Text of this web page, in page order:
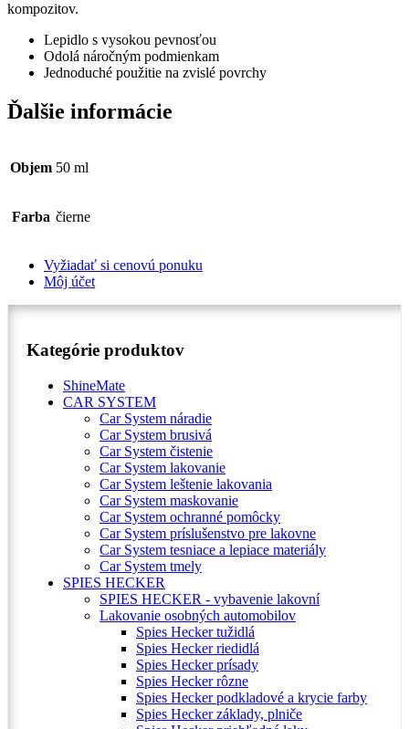
kompozitov.
Lepidlo s vysokou pevnosťou
Odolá náročným podmienkam
Jednoduché použitie na zvislé povrchy
Ďalšie informácie
Objem 50 ml
Farba čierne
Vyžiadať si cenovú ponuku
Môj účet
Kategórie produktov
ShineMate
CAR SYSTEM
Car System náradie
Car System brusivá
Car System čistenie
Car System lakovanie
Car System leštenie lakovania
Car System maskovanie
Car System ochranné pomôcky
Car System príslušenstvo pre lakovne
Car System tesniace a lepiace materiály
Car System tmely
SPIES HECKER
SPIES HECKER - vybavenie lakovní
Lakovanie osobných automobilov
Spies Hecker tužidlá
Spies Hecker riedidlá
Spies Hecker prísady
Spies Hecker rôzne
Spies Hecker podkladové a krycie farby
Spies Hecker základy, plniče